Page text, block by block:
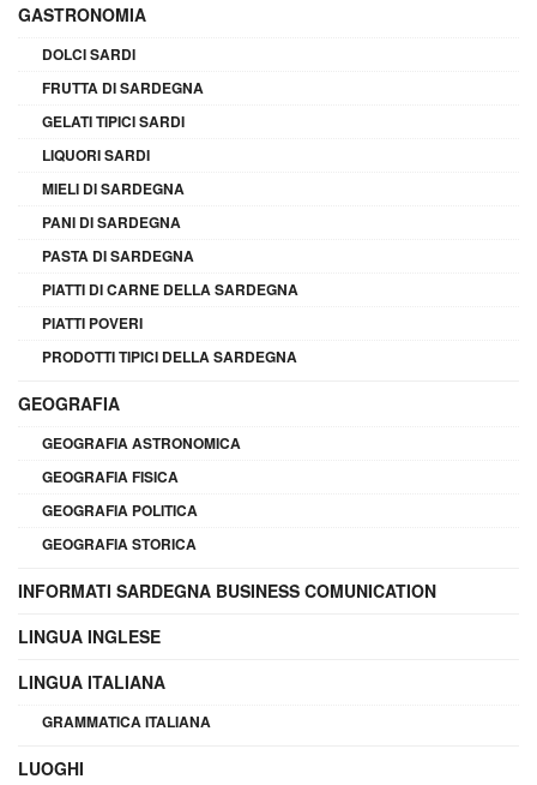
GASTRONOMIA
DOLCI SARDI
FRUTTA DI SARDEGNA
GELATI TIPICI SARDI
LIQUORI SARDI
MIELI DI SARDEGNA
PANI DI SARDEGNA
PASTA DI SARDEGNA
PIATTI DI CARNE DELLA SARDEGNA
PIATTI POVERI
PRODOTTI TIPICI DELLA SARDEGNA
GEOGRAFIA
GEOGRAFIA ASTRONOMICA
GEOGRAFIA FISICA
GEOGRAFIA POLITICA
GEOGRAFIA STORICA
INFORMATI SARDEGNA BUSINESS COMUNICATION
LINGUA INGLESE
LINGUA ITALIANA
GRAMMATICA ITALIANA
LUOGHI